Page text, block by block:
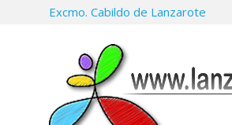
Excmo. Cabildo de Lanzarote